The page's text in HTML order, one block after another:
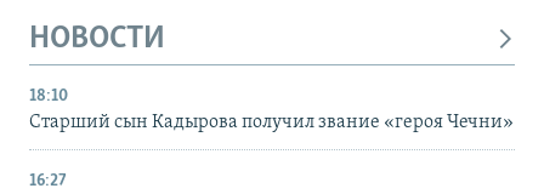
НОВОСТИ
18:10
Старший сын Кадырова получил звание «героя Чечни»
16:27